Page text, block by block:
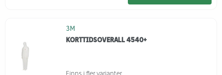
3M
KORTTIDSOVERALL 4540+